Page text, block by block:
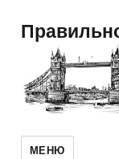
МЕНЮ